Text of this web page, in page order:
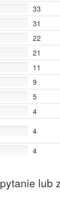
5
5
5
4
4
4
4
4
4
4
4
4
4
4
33
31
22
21
11
9
5
4
4
4
lub